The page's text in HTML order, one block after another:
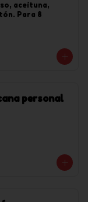
aceituna,
Para 8
personal